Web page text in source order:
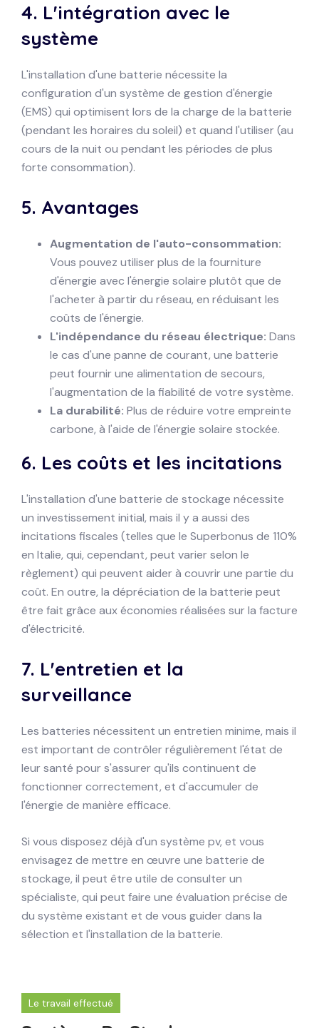
4. L'intégration avec le
système
L'installation d'une batterie nécessite la
configuration d'un système de gestion d'énergie
(EMS) qui optimisent lors de la charge de la batterie
(pendant les horaires du soleil) et quand l'utiliser (au
cours de la nuit ou pendant les périodes de plus
forte consommation).
5. Avantages
Augmentation de l'auto-consommation:
Vous pouvez utiliser plus de la fourniture
d'énergie avec l'énergie solaire plutôt que de
l'acheter à partir du réseau, en réduisant les
coûts de l'énergie.
L'indépendance du réseau électrique: Dans
le cas d'une panne de courant, une batterie
peut fournir une alimentation de secours,
l'augmentation de la fiabilité de votre système.
La durabilité: Plus de réduire votre empreinte
carbone, à l'aide de l'énergie solaire stockée.
6. Les coûts et les incitations
L'installation d'une batterie de stockage nécessite
un investissement initial, mais il y a aussi des
incitations fiscales (telles que le Superbonus de 110%
en Italie, qui, cependant, peut varier selon le
règlement) qui peuvent aider à couvrir une partie du
coût. En outre, la dépréciation de la batterie peut
être fait grâce aux économies réalisées sur la facture
d'électricité.
7. L'entretien et la
surveillance
Les batteries nécessitent un entretien minime, mais il
est important de contrôler régulièrement l'état de
leur santé pour s'assurer qu'ils continuent de
fonctionner correctement, et d'accumuler de
l'énergie de manière efficace.
Si vous disposez déjà d'un système pv, et vous
envisagez de mettre en œuvre une batterie de
stockage, il peut être utile de consulter un
spécialiste, qui peut faire une évaluation précise de
du système existant et de vous guider dans la
sélection et l'installation de la batterie.
Le travail effectué